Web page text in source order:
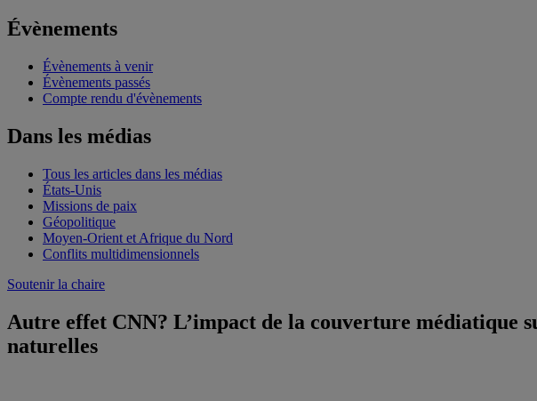
Évènements
Évènements à venir
Évènements passés
Compte rendu d'évènements
Dans les médias
Tous les articles dans les médias
États-Unis
Missions de paix
Géopolitique
Moyen-Orient et Afrique du Nord
Conflits multidimensionnels
Soutenir la chaire
Autre effet CNN? L’impact de la couverture médiatique
naturelles